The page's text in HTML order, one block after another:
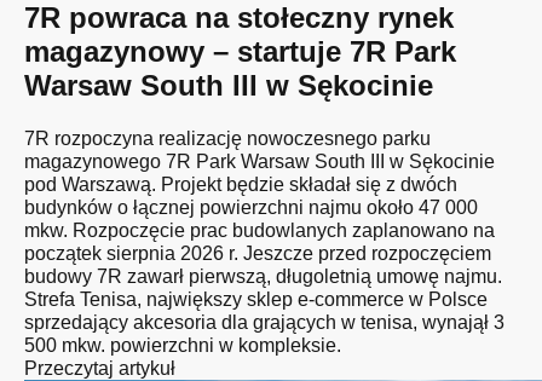
7R powraca na stołeczny rynek
magazynowy – startuje 7R Park
Warsaw South III w Sękocinie
7R rozpoczyna realizację nowoczesnego parku
magazynowego 7R Park Warsaw South III w Sękocinie
pod Warszawą. Projekt będzie składał się z dwóch
budynków o łącznej powierzchni najmu około 47 000
mkw. Rozpoczęcie prac budowlanych zaplanowano na
początek sierpnia 2026 r. Jeszcze przed rozpoczęciem
budowy 7R zawarł pierwszą, długoletnią umowę najmu.
Strefa Tenisa, największy sklep e-commerce w Polsce
sprzedający akcesoria dla grających w tenisa, wynajął 3
500 mkw. powierzchni w kompleksie.
Przeczytaj artykuł